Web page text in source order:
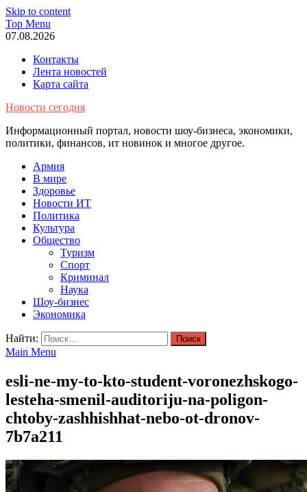
Skip to content
Top Menu
07.08.2026
Контакты
Лента новостей
Карта сайта
Новости сегодня
Информационный портал, новости шоу-бизнеса, экономики,
политики, финансов, ит новинок и многое другое.
Армия
В мире
Здоровье
Новости ИТ
Политика
Культура
Общество
Туризм
Спорт
Криминал
Наука
Шоу-бизнес
Экономика
Найти:
Main Menu
esli-ne-my-to-kto-student-voronezhskogo-
lesteha-smenil-auditoriju-na-poligon-
chtoby-zashhishhat-nebo-ot-dronov-
7b7a211